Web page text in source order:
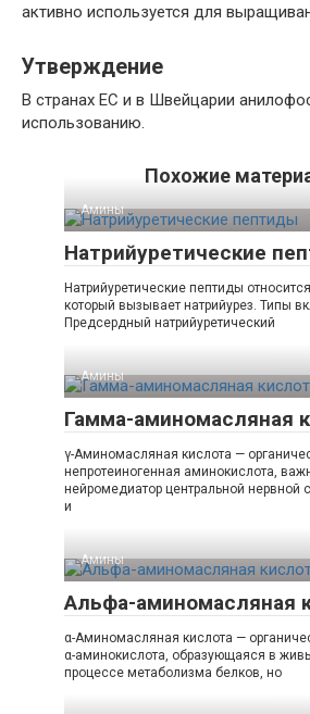
активно используется для
Утверждение
В странах ЕС и в Швейцарии
использованию.
Похожие
Амины‎
Натрийуретические
Натрийуретические пептиды
который вызывает натрийурез. Типы
Предсердный натрийуретический
Амины‎
Гамма-аминомасляная
γ-Аминомасляная кислота —
непротеиногенная аминокислота,
нейромедиатор центральной нервной
и
Амины‎
Альфа-аминомасляная
α-Аминомасляная кислота —
α-аминокислота, образующаяся в
процессе метаболизма белков, но